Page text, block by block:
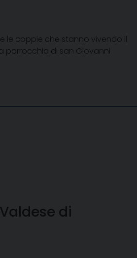
le coppie che stanno vivendo il
parrocchia di san Giovanni
di